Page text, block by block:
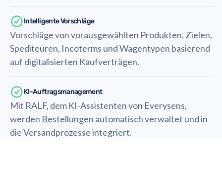
Intelligente Vorschläge
Vorschläge von vorausgewählten Produkten, Zielen,
Spediteuren, Incoterms und Wagentypen basierend
auf digitalisierten Kaufverträgen.
KI-Auftragsmanagement
Mit RALF, dem KI-Assistenten von Everysens,
werden Bestellungen automatisch verwaltet und in
die Versandprozesse integriert.